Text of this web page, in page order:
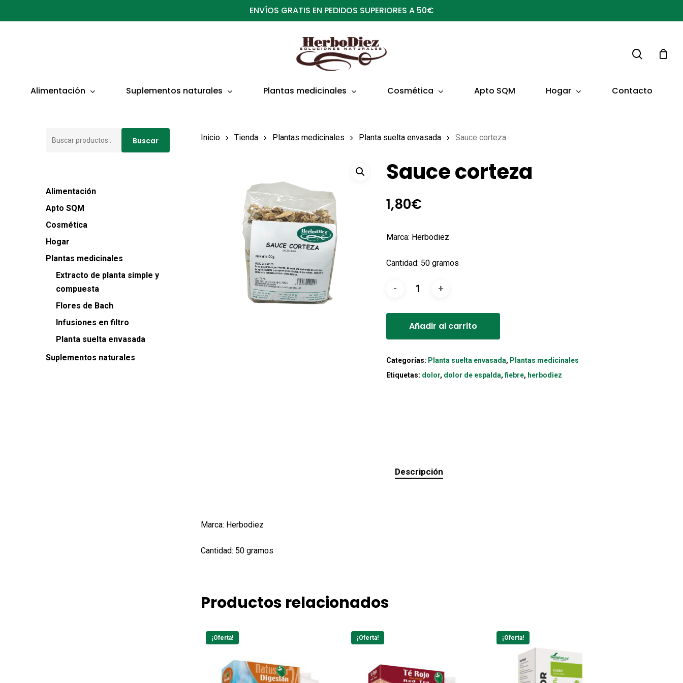
al
ENVÍOS GRATIS EN PEDIDOS SUPERIORES A 50€
Presionar ENTER para buscar o ESC para cerrar
Alimentación Suplementos naturales Plantas medicinales Cosmética Apto SQM Hogar Contacto
Buscar
Alimentación
Apto SQM
Cosmética
Hogar
Plantas medicinales
Extracto de planta simple y
compuesta
Flores de Bach
Infusiones en filtro
Planta suelta envasada
Suplementos naturales
Inicio Tienda Plantas medicinales Planta suelta envasada Sauce corteza
Sauce corteza
1,80€
Marca: Herbodiez
Cantidad: 50 gramos
Añadir al carrito
Categorías: Planta suelta envasada, Plantas medicinales
Etiquetas: dolor, dolor de espalda,fiebre, herbodiez
Descripción
Marca: Herbodiez
Cantidad: 50 gramos
Productos relacionados
¡Oferta! ¡Oferta! ¡Oferta!